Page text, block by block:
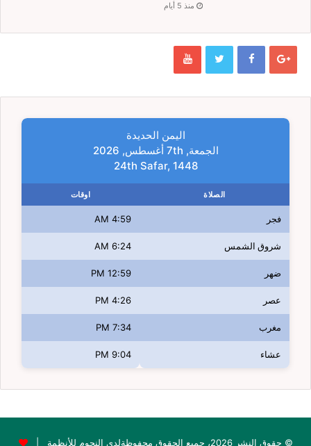
منذ 5 أيام
اليمن الحديدة
الجمعة, 7th أغسطس, 2026
24th Safar, 1448
الصلاة اوقات
فجر 4:59 AM
شروق الشمس 6:24 AM
ضهر 12:59 PM
عصر 4:26 PM
مغرب 7:34 PM
عشاء 9:04 PM
© حقوق النشر 2026، جميع الحقوق محفوظةلدى النجوم للأنظمة |